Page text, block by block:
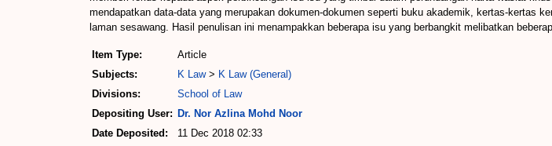
mendapatkan data-data yang merupakan dokumen-dokumen seperti buku akademik, kertas-kertas
laman sesawang. Hasil penulisan ini menampakkan beberapa isu yang berbangkit melibatkan
Item Type:
Article
Subjects:
K Law> K Law (General)
Divisions:
School of Law
Depositing User: Dr. Nor Azlina Mohd Noor
Date Deposited:
11 Dec 2018 02:33